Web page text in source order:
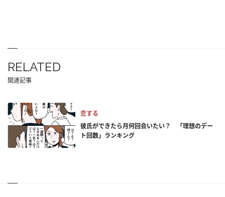
RELATED
関連記事
恋する
彼氏ができたら月何回会いたい？ 「理想のデー
ト回数」ランキング